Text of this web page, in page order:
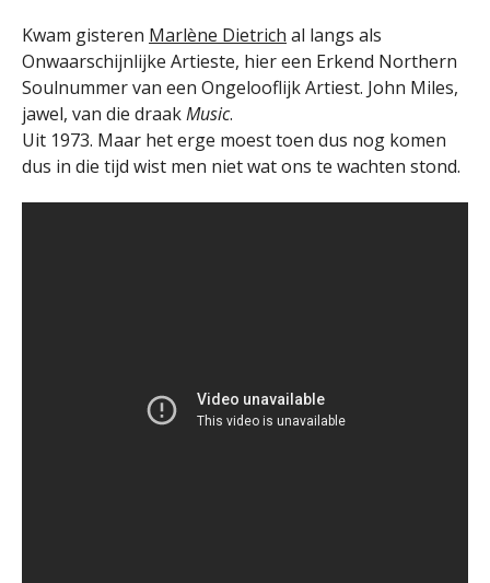
Kwam gisteren Marlène Dietrich al langs als
Onwaarschijnlijke Artieste, hier een Erkend Northern
Soulnummer van een Ongelooflijk Artiest. John Miles,
jawel, van die draakMusic.
Uit 1973. Maar het erge moest toen dus nog komen
dus in die tijd wist men niet wat ons te wachten stond.